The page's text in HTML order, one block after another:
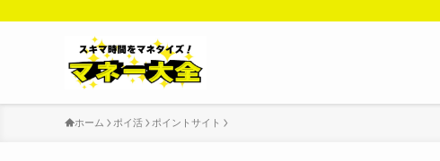
ホーム ポイ活 ポイントサイト